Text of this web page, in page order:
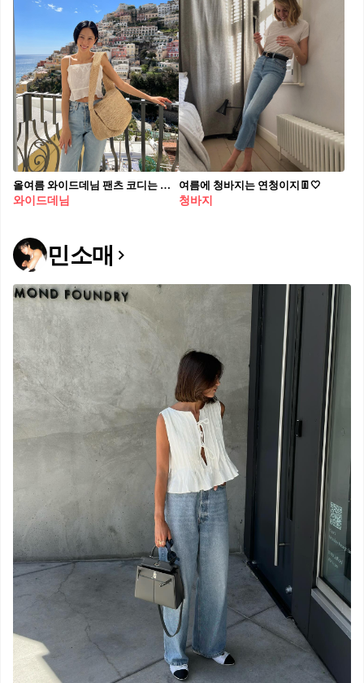
올여름 와이드데님 팬츠 코디는 이렇게💙
와이드데님
여름에 청바지는 연청이지👖🤍
청바지
민소매